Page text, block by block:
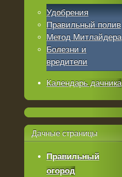
Удобрения
Правильный полив
Метод Митлайдера
Болезни и
вредители
Календарь дачника
Дачные страницы
Правильный
огород